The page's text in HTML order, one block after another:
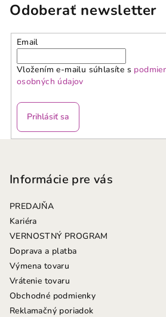
Odoberať newsletter
Email
Vložením e-mailu súhlasíte s
osobných údajov
Prihlásiť sa
Informácie pre vás
PREDAJŇA
Kariéra
VERNOSTNÝ PROGRAM
Doprava a platba
Výmena tovaru
Vrátenie tovaru
Obchodné podmienky
Reklamačný poriadok